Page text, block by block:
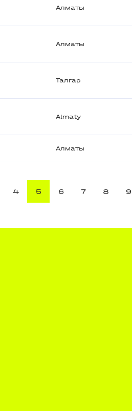
Алматы
Алматы
Талгар
Almaty
Алматы
4 5 6 7 8 9